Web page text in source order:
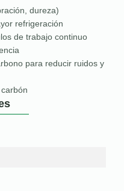
dureza)
refrigeración
de trabajo continuo
para reducir ruidos y